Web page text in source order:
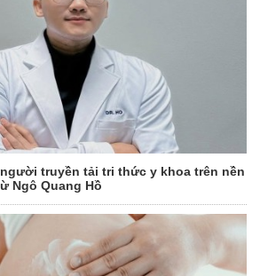
truyền tải tri thức y khoa trên nền
Ngô Quang Hồ